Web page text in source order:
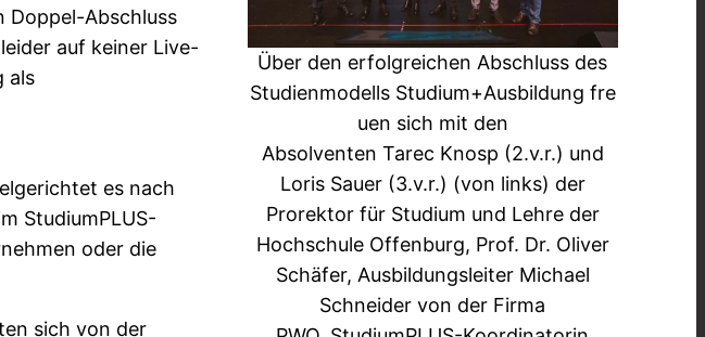
Doppel-Abschluss
auf keiner Live-
als
es nach
StudiumPLUS-
oder die
sich von der
Über den erfolgreichen Abschluss des
Studienmodells Studium+Ausbildung fre
uen sich mit den
Absolventen Tarec Knosp (2.v.r.) und
Loris Sauer (3.v.r.) (von links) der
Prorektor für Studium und Lehre der
Hochschule Offenburg, Prof. Dr. Oliver
Schäfer, Ausbildungsleiter Michael
Schneider von der Firma